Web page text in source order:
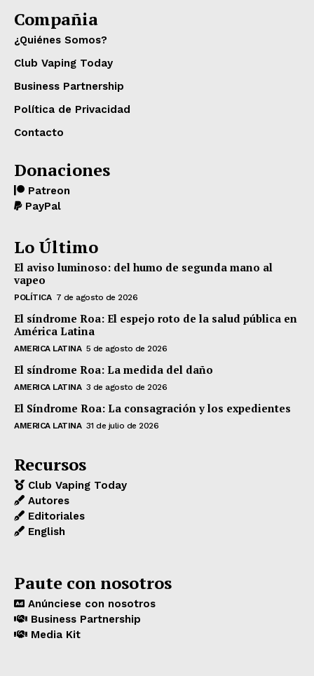
Compañia
¿Quiénes Somos?
Club Vaping Today
Business Partnership
Política de Privacidad
Contacto
Donaciones
Patreon
PayPal
Lo Último
El aviso luminoso: del humo de segunda mano al
vapeo
POLÍTICA 7 de agosto de 2026
El síndrome Roa: El espejo roto de la salud pública en
América Latina
AMERICA LATINA 5 de agosto de 2026
El síndrome Roa: La medida del daño
AMERICA LATINA 3 de agosto de 2026
El Síndrome Roa: La consagración y los expedientes
AMERICA LATINA 31 de julio de 2026
Recursos
Club Vaping Today
Autores
Editoriales
English
Paute con nosotros
Anúnciese con nosotros
Business Partnership
Media Kit